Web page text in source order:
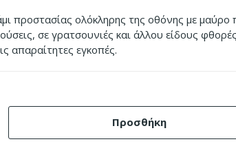
προστασίας ολόκληρης της οθόνης με μαύρο
σε γρατσουνιές και άλλου είδους
απαραίτητες εγκοπές.
Προσθήκη